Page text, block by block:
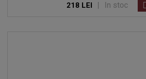
218 LEI | In stoc